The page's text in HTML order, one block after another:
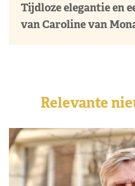
Tijdloze elegantie en
van Caroline van
Relevante